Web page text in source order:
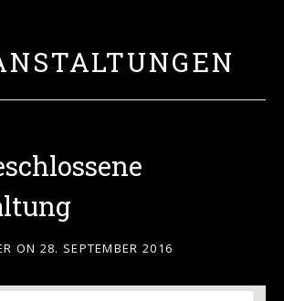
ON 28. SEPTEMBER 2016